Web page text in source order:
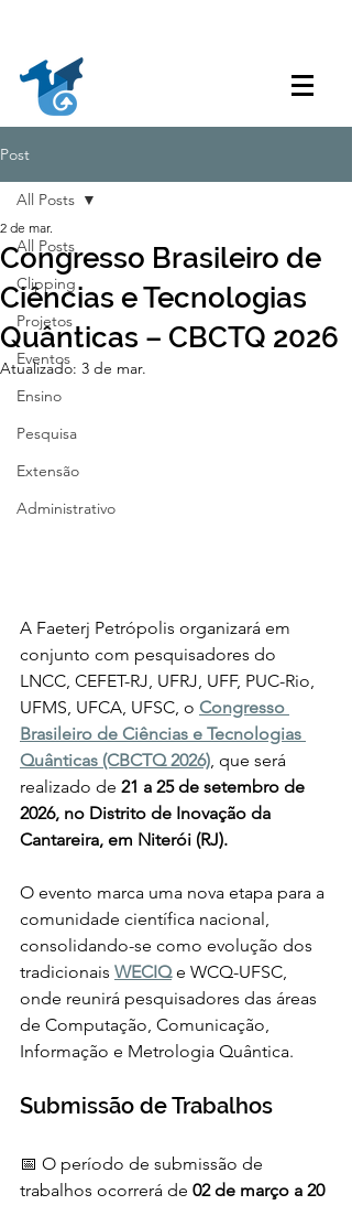
Post
All Posts
Clipping
Projetos
Eventos
Ensino
Pesquisa
Extensão
Administrativo
All Posts
Congresso Brasileiro de
Ciências e Tecnologias
Quânticas – CBCTQ 2026
2 de mar.
Atualizado: 3 de mar.
A Faeterj Petrópolis organizará em
conjunto com pesquisadores do
LNCC, CEFET-RJ, UFRJ, UFF, PUC-Rio,
UFMS, UFCA, UFSC, o Congresso
Brasileiro de Ciências e Tecnologias
Quânticas (CBCTQ 2026), que será
realizado de 21 a 25 de setembro de
2026, no Distrito de Inovação da
Cantareira, em Niterói (RJ).
O evento marca uma nova etapa para a
comunidade científica nacional,
consolidando-se como evolução dos
tradicionais WECIQ e WCQ-UFSC,
onde reunirá pesquisadores das áreas
de Computação, Comunicação,
Informação e Metrologia Quântica.
Submissão de Trabalhos
📅 O período de submissão de
trabalhos ocorrerá de 02 de março a 20